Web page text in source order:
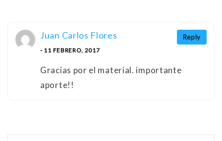
Reply
Juan Carlos Flores
- 11 FEBRERO, 2017
Gracias por el material. importante
aporte!!